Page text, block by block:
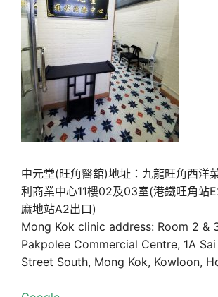
中元堂(旺角醫舘)地址：九龍旺角西洋
利商業中心11樓02及03室(港鐵旺角站
麻地站A2出口)
Mong Kok clinic address: Room 2 &
Pakpolee Commercial Centre, 1A
Street South, Mong Kok, Kowloon,